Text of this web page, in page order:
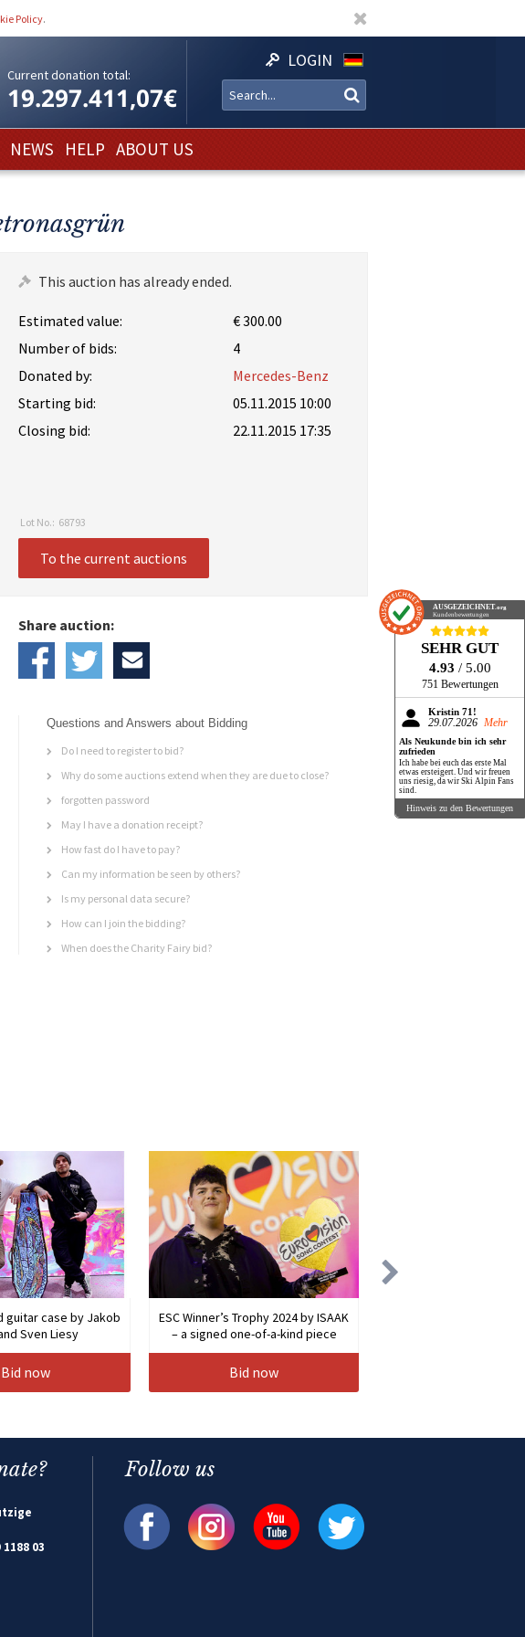
Policy.
Current donation total:
19.297.411,07€
LOGIN
NEWS HELP ABOUT US
This auction has already ended.
Estimated value:
€ 300.00
Number of bids:
4
Donated by:
Mercedes-Benz
Starting bid:
05.11.2015 10:00
Closing bid:
22.11.2015 17:35
Lot No.: 68793
To the current auctions
Share auction:
Questions and Answers about Bidding
Do I need to register to bid?
Why do some auctions extend when they are due to close?
forgotten password
May I have a donation receipt?
How fast do I have to pay?
Can my information be seen by others?
Is my personal data secure?
How can I join the bidding?
When does the Charity Fairy bid?
guitar case by Jakob
Sven Liesy
Bid now
ESC Winner’s Trophy 2024 by ISAAK
– a signed one-of-a-kind piece
Bid now
1188 03
Follow us
AUSGEZEICHNET .org
Kundenbewertungen
SEHR GUT
4.93 / 5.00
751 Bewertungen
Kristin 71!
29.07.2026 Mehr
Als Neukunde bin ich sehr
zufrieden
Ich habe bei euch das erste Mal
etwas ersteigert. Und wir freuen
uns riesig, da wir Ski Alpin Fans
sind.
Hinweis zu den Bewertungen